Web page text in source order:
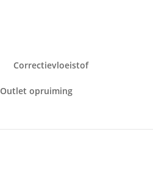
Correctievloeistof
Outlet opruiming